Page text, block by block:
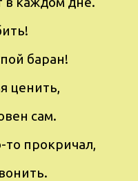
баран!
ценить,
cам.
то пpокричал,